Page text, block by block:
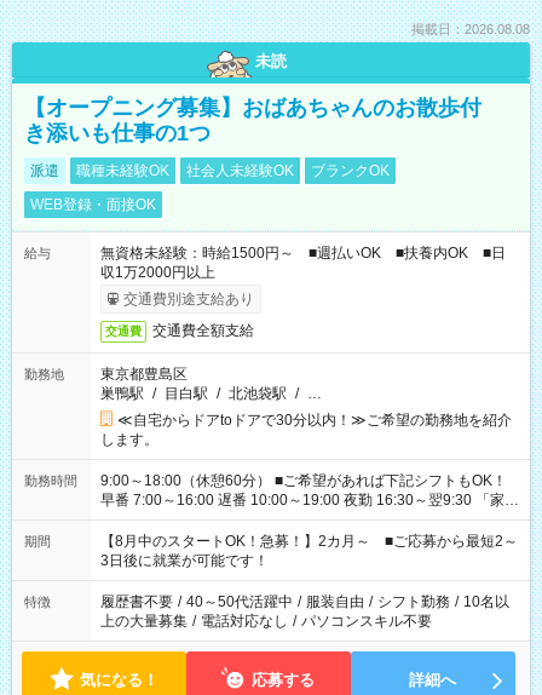
掲載日：2026.08.08
未読
【オープニング募集】おばあちゃんのお散歩付
き添いも仕事の1つ
派遣 職種未経験OK 社会人未経験OK
ブランクOK
WEB登録・面接OK
給与
無資格未経験：時給1500円～ ■週払いOK ■扶養内OK ■日
収1万2000円以上
交通費別途支給あり
交通費 交通費全額支給
勤務地
東京都豊島区
巣鴨駅 / 目白駅 / 北池袋駅 / …
≪自宅からドアtoドアで30分以内！≫ご希望の勤務地を紹介
します。
勤務時間
9:00～18:00（休憩60分） ■ご希望があれば下記シフトもOK！
早番 7:00～16:00 遅番 10:00～19:00 夜勤 16:30～翌9:30 「家族
と休みを合わせたい」 「余裕を持って夕飯の準備がしたい」
「できれば残業はしたくない」 など、ご希望を教えてください
ね。 ※Wワーク希望の方へ 今ご覧のお仕事で希望する勤務時間
と、もう1つのお仕事の勤務時間。 合計で週40時間を超える場
合は応募できません。
期間
【8月中のスタートOK！急募！】2カ月～ ■ご応募から最短2～
3日後に就業が可能です！
特徴 履歴書不要 / 40～50代活躍中 / 服装自由 / シフト勤務 / 10名以
上の大量募集 / 電話対応なし / パソコンスキル不要
気になる！ 応募する 詳細へ